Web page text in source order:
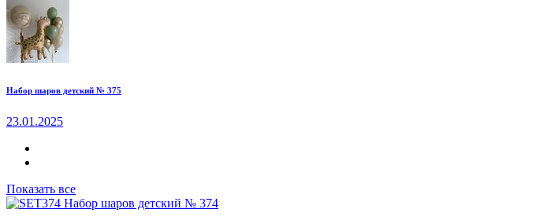
Набор шаров детский № 375
23.01.2025
Показать все